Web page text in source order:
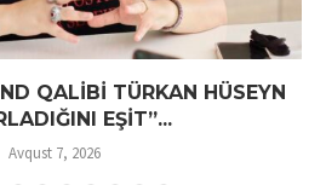
QALİBİ TÜRKAN HÜSEYN
EŞİT”...
Avqust 7, 2026